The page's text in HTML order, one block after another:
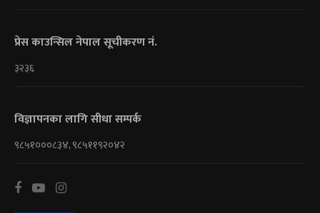
प्रेस काउन्सिल नेपाल सूचीकरण नं.
३२३६
विज्ञापनका लागि सीधा सम्पर्क
९८५१०००८३४, ९८५११९२०४२